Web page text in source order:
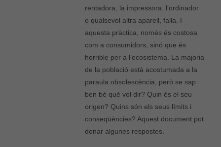
rentadora, la impressora, l’ordinador
o qualsevol altra aparell, falla. I
aquesta pràctica, només és costosa
com a consumidors, sinó que és
horrible per a l’ecosistema. La majoria
de la població està acostumada a la
paraula obsolescència, però se sap
ben bé què vol dir? Quin és el seu
origen? Quins són els seus límits i
conseqüències? Aquest document pot
donar algunes respostes.